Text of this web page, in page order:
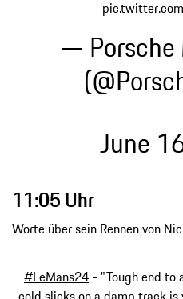
—
June
11:05 Uhr
Worte über sein Rennen von
#LeMans24 - "Tough end to